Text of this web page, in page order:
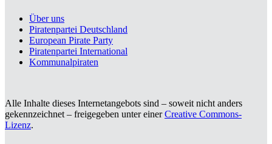
Über uns
Piratenpartei Deutschland
European Pirate Party
Piratenpartei International
Kommunalpiraten
Alle Inhalte dieses Internetangebots sind – soweit nicht anders
gekennzeichnet – freigegeben unter einerCreative Commons-
Lizenz.